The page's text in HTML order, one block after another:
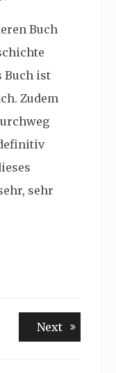
Buch
Buch ist
Zudem
sehr
NextNext